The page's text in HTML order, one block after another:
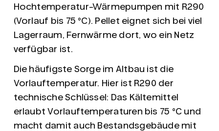
Hochtemperatur-Wärmepumpen mit R290
(Vorlauf bis 75 °C). Pellet eignet sich bei viel
Lagerraum, Fernwärme dort, wo ein Netz
verfügbar ist.
Die häufigste Sorge im Altbau ist die
Vorlauftemperatur. Hier ist R290 der
technische Schlüssel: Das Kältemittel
erlaubt Vorlauftemperaturen bis 75 °C und
macht damit auch Bestandsgebäude mit